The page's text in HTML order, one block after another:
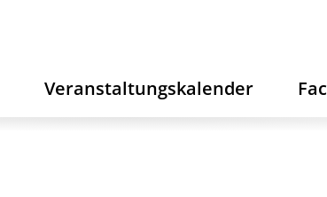
Veranstaltungskalender